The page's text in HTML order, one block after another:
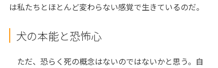
は私たちとほとんど変わらない感覚で生きているのだ。
犬の本能と恐怖心
ただ、恐らく死の概念はないのではないかと思う。自